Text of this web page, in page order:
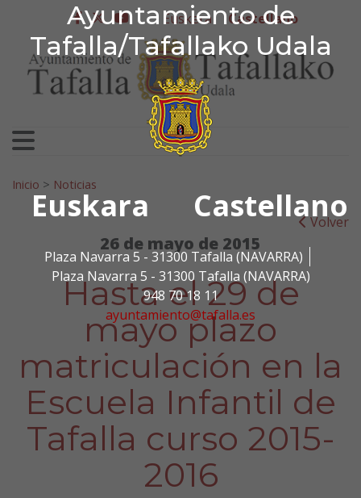
Ayuntamiento de
Tafalla/Tafallako Udala
Euskara Castellano
Plaza Navarra 5 - 31300 Tafalla (NAVARRA)
Plaza Navarra 5 - 31300 Tafalla (NAVARRA)
948 70 18 11
ayuntamiento@tafalla.es
Ir al contenido
Ayuntamiento de
facebook
twitter
youtube
Euskera Castellano
Search for:
Inicio > Noticias
Volver
26 de mayo de 2015
Hasta el 29 de
mayo plazo
matriculación en la
Escuela Infantil de
Tafalla curso 2015-
2016